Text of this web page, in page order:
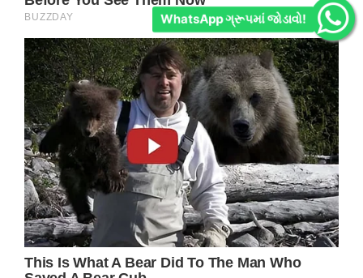
WhatsApp ગ્રૂપમાં જોડાવો!